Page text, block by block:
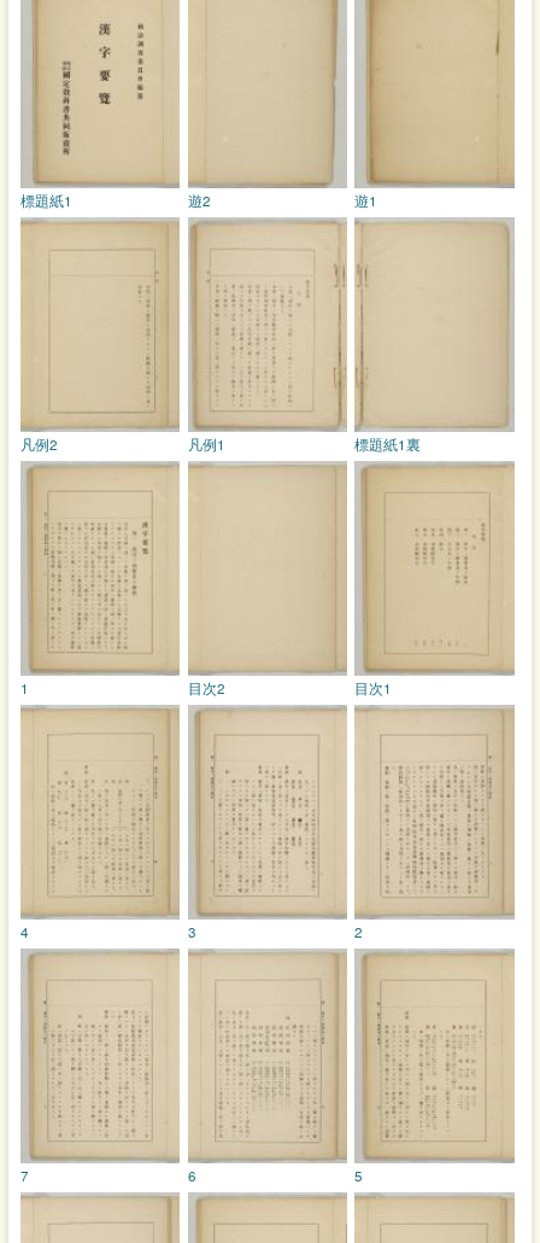
遊1
遊2
標題紙1
標題紙1裏
凡例1
凡例2
目次1
目次2
1
2
3
4
5
6
7